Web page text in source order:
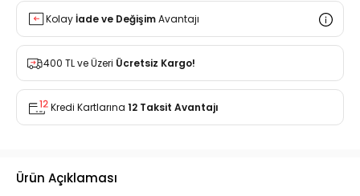
Kolayİade ve DeğişimAvantajı
400 TL ve Üzeri Ücretsiz Kargo!
Kredi Kartlarına 12 Taksit Avantajı
Ürün Açıklaması